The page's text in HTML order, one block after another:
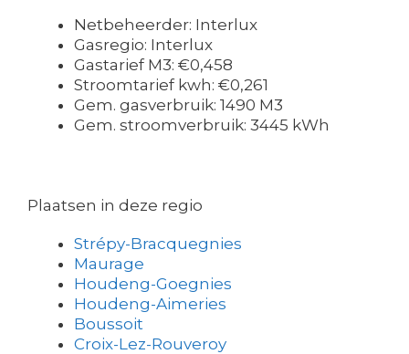
Netbeheerder: Interlux
Gasregio: Interlux
Gastarief M3: €0,458
Stroomtarief kwh: €0,261
Gem. gasverbruik: 1490 M3
Gem. stroomverbruik: 3445 kWh
Plaatsen in deze regio
Strépy-Bracquegnies
Maurage
Houdeng-Goegnies
Houdeng-Aimeries
Boussoit
Croix-Lez-Rouveroy